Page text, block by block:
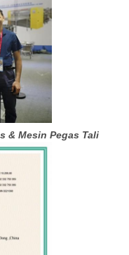
& Mesin Pegas Tali